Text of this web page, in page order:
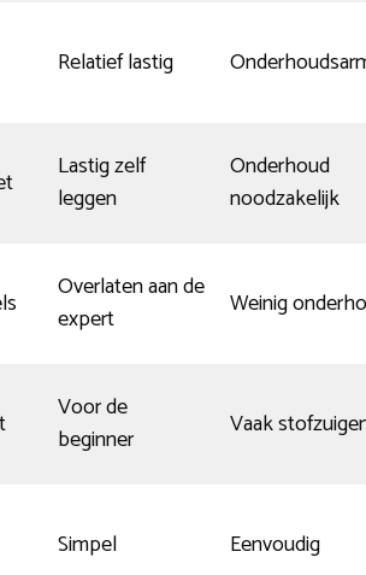
Relatief lastig
Lastig zelf
leggen
Onderhoud
noodzakelijk
Overlaten aan de
expert
Weinig
Voor de
beginner
Vaak
Simpel Eenvoudig